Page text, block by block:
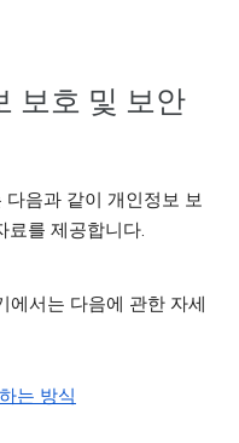
보호 및 보안
다음과 같이 개인정보 보
료를 제공합니다.
에서는 다음에 관한 자세
는 방식